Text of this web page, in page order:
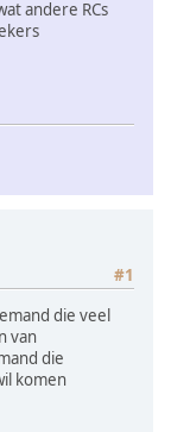
andere RCs
#1
die veel
van
die
komen